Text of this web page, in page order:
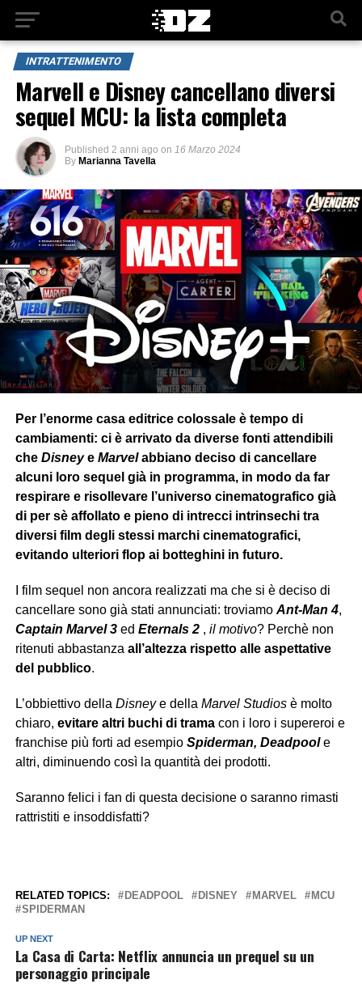
INTRATTENIMENTO
Marvell e Disney cancellano diversi
sequel MCU: la lista completa
Published 2 anni ago on 16 Marzo 2024
By Marianna Tavella
Per l’enorme casa editrice colossale è tempo di
cambiamenti: ci è arrivato da diverse fonti attendibili
che Disneye Marvelabbiano deciso di cancellare
alcuni loro sequel già in programma, in modo da far
respirare e risollevare l’universo cinematografico già
di per sè affollato e pieno di intrecci intrinsechi tra
diversi film degli stessi marchi cinematografici,
evitando ulteriori flop ai botteghini in futuro.
I film sequel non ancora realizzati ma che si è deciso di
cancellare sono già stati annunciati: troviamo Ant-Man 4,
Captain Marvel 3ed Eternals 2, il motivo? Perchè non
ritenuti abbastanza all’altezza rispetto alle aspettative
del pubblico.
L’obbiettivo della Disneye della Marvel Studiosè molto
chiaro, evitare altri buchi di tramacon i loro i supereroi e
franchise più forti ad esempio Spiderman, Deadpool e
altri, diminuendo così la quantità dei prodotti.
Saranno felici i fan di questa decisione o saranno rimasti
rattristiti e insoddisfatti?
RELATED TOPICS: DEADPOOL DISNEY MARVEL
MCU
SPIDERMAN
UP NEXT
La Casa di Carta: Netflix annuncia un prequel su un
personaggio principale